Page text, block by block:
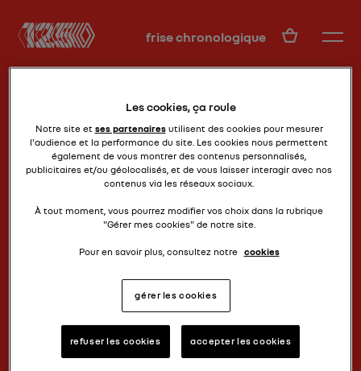
frise chronologique FR
TYPE A
Les cookies, ça roule
Notre site et ses partenairesutilisent des cookies pour mesurer
l'audience et la performance du site. Les cookies nous permettent
également de vous montrer des contenus personnalisés,
publicitaires et/ou géolocalisés, et de vous laisser interagir avec nos
contenus via les réseaux sociaux.
À tout moment, vous pourrez modifier vos choix dans la rubrique
"Gérer mes cookies" de notre site.
Pour en savoir plus, consultez notre cookies
gérer les cookies
refuser les cookies accepter les cookies